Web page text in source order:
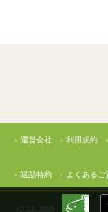
の
解
禁
は
3
月
運営会社 利用規約
返品特約 よくあるご
v2.5.0.3999